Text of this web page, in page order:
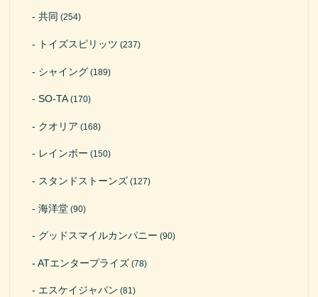
共同 (254)
トイズスピリッツ (237)
シャイング (189)
SO-TA(170)
クオリア (168)
レインボー (150)
スタンドストーンズ (127)
海洋堂 (90)
グッドスマイルカンパニー (90)
ATエンタープライズ (78)
エスケイジャパン (81)